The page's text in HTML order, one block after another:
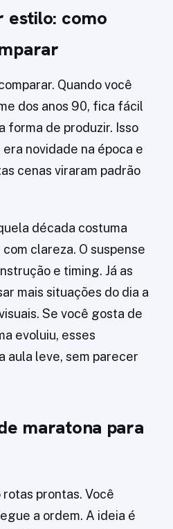
estilo: como
Quando você
dos anos 90, fica fácil
forma de produzir. Isso
novidade na época e
cenas viraram padrão
década costuma
clareza. O suspense
e timing. Já as
mais situações do dia a
Se você gosta de
evoluiu, esses
aula leve, sem parecer
maratona para
prontas. Você
a ordem. A ideia é